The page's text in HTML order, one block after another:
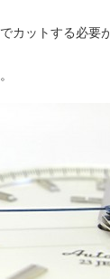
カットする必要